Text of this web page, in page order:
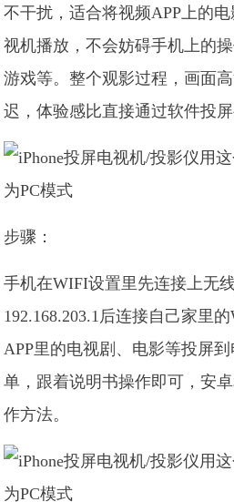
不干扰，适合将视频APP上的
视机播放，不会妨碍手机上的
游戏等。整个观影过程，画面
迟，体验感比直接通过软件投屏
步骤：
手机在WIFI设置里先连接上无
192.168.203.1后连接自己家里
APP里的电视剧、电影等投屏
单，跟着说明书操作即可，安
作方法。